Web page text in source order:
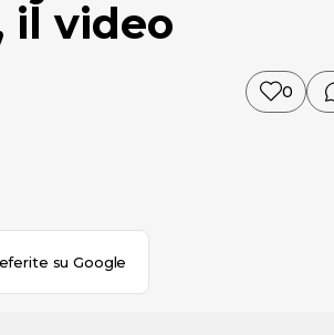
il video
0
su Google